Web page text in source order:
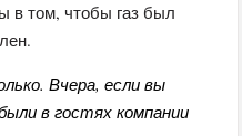
в том, чтобы газ был
Вчера, если вы
в гостях компании